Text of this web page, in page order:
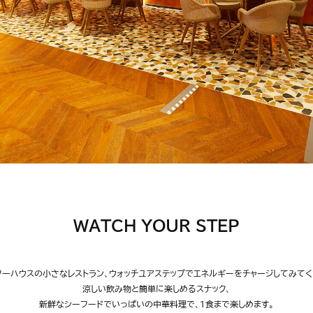
WATCH YOUR STEP
ーハウスの小さなレストラン、ウォッチユアステップでエネルギーをチャージしてみてく
涼しい飲み物と簡単に楽しめるスナック、
新鮮なシーフードでいっぱいの中華料理で、1食まで楽しめます。